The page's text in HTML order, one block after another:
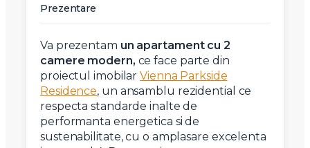
Prezentare
Va prezentam un apartament cu 2
camere modern, ce face parte din
proiectul imobilarVienna Parkside
Residence, un ansamblu rezidential ce
respecta standarde inalte de
performanta energetica si de
sustenabilitate, cu o amplasare excelenta